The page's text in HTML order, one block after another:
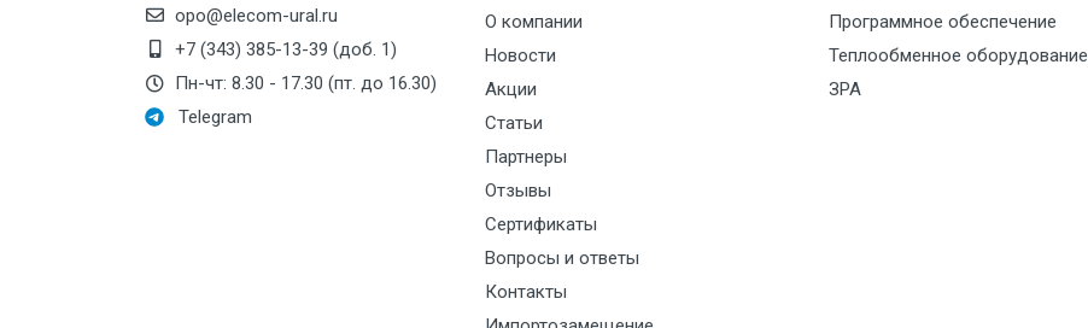
Универсальное
Теплообменники ТТАИ
opo@elecom-ural.ru
+7 (343) 385-13-39 (доб. 1)
Пн-чт: 8.30 - 17.30 (пт. до 16.30)
Telegram
О компании
Новости
Акции
Статьи
Партнеры
Отзывы
Сертификаты
Вопросы и ответы
Контакты
Программное обеспечение
Теплообменное оборудование
ЗРА